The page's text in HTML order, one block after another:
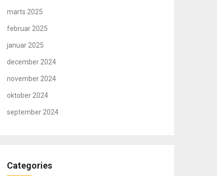
marts 2025
februar 2025
januar 2025
december 2024
november 2024
oktober 2024
september 2024
Categories